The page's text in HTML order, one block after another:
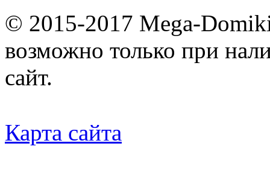
© 2015-2017 Mega-
возможно только при
сайт.
Карта сайта